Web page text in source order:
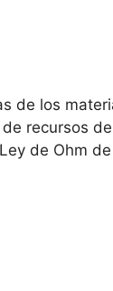
de los
recursos
de Ohm